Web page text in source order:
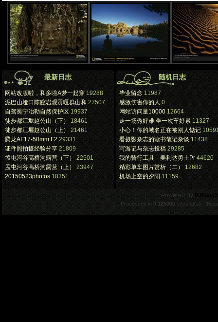
最新日志
网站改版啦，和多啦A梦一起穿 19288
泥巴山垭口陈腔岩观贡嘎群山和 27507
自驾冕宁冶勒自然保护区 19937
徒步都江堰赵公山（下）
18461
徒步都江堰赵公山（上）
21461
腾龙AF17-50mm F2 29331
证件照拍摄经验分享 21809
孟屯河谷高桥沟露营（下） 22501
孟屯河谷高桥沟露营（上）
23947
20150523photos 18351
随机日志
毕业留念 11987
感激伤害你的人 0
网站访问量10000 12664
走一场秀好难 坐一次车好累 11327
小心！你的域名正在被别人惦记
看摄影杂志的读书笔记杂谈 11438
写游记与杂志投稿 29285
我的骑行工具－美利达勇士Pr 44620
精彩单车图片赏析（二）
12682
机场上空的夕阳 11159
.
Powered By
Processed in 0.125000 second(s) , 35